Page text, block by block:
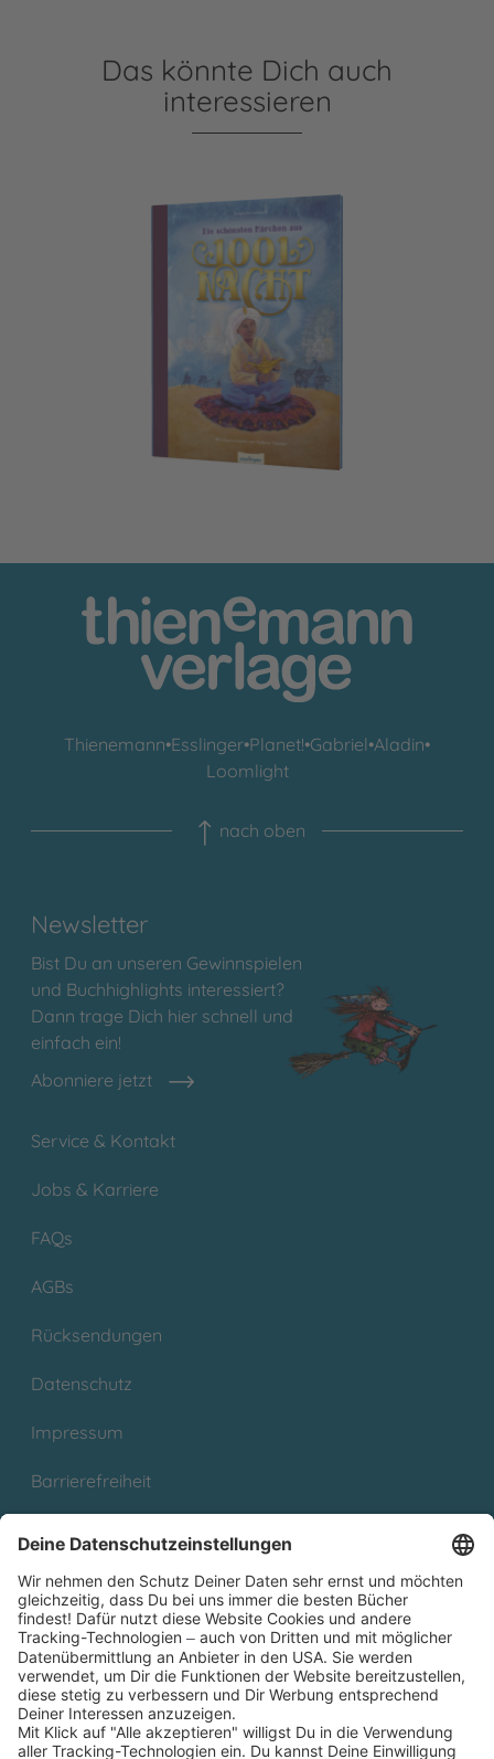
Das könnte Dich auch
interessieren
Die schönsten Märchen aus 1001 Nacht
Thienemann•Esslinger•Planet!•Gabriel•Aladin•
Loomlight
nach oben
Newsletter
Bist Du an unseren Gewinnspielen
und Buchhighlights interessiert?
Dann trage Dich hier schnell und
einfach ein!
Abonniere jetzt
Service & Kontakt
Jobs & Karriere
FAQs
AGBs
Rücksendungen
Datenschutz
Impressum
Barrierefreiheit
Partnerprogramm (Affiliate)
Folge uns auf